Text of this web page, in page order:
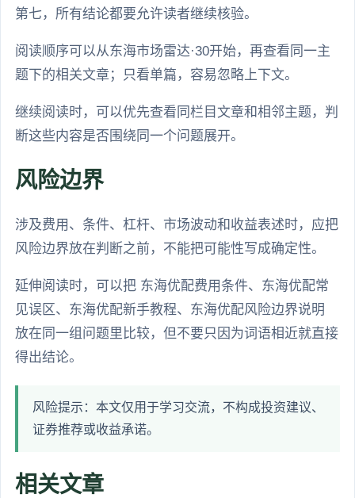
第七，所有结论都要允许读者继续核验。
阅读顺序可以从东海市场雷达·30开始，再查看同一主
题下的相关文章；只看单篇，容易忽略上下文。
继续阅读时，可以优先查看同栏目文章和相邻主题，判
断这些内容是否围绕同一个问题展开。
风险边界
涉及费用、条件、杠杆、市场波动和收益表述时，应把
风险边界放在判断之前，不能把可能性写成确定性。
延伸阅读时，可以把 东海优配费用条件、东海优配常
见误区、东海优配新手教程、东海优配风险边界说明
放在同一组问题里比较，但不要只因为词语相近就直接
得出结论。
风险提示：本文仅用于学习交流，不构成投资建议、
证券推荐或收益承诺。
相关文章